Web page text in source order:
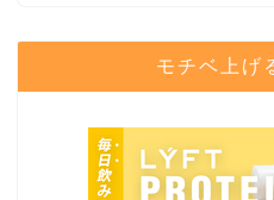
モチベ上げ